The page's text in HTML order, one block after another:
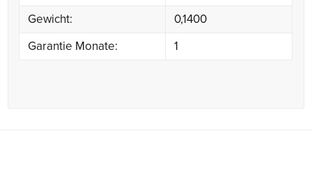
Gewicht:
0,1400
Garantie Monate:
1